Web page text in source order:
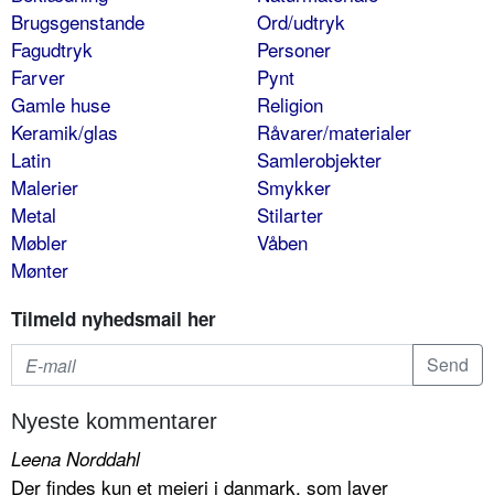
Brugsgenstande
Fagudtryk
Farver
Gamle huse
Keramik/glas
Latin
Malerier
Metal
Møbler
Mønter
Ord/udtryk
Personer
Pynt
Religion
Råvarer/materialer
Samlerobjekter
Smykker
Stilarter
Våben
Tilmeld nyhedsmail her
Nyeste kommentarer
Leena Norddahl
Der findes kun et mejeri i danmark, som laver